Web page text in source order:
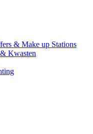
& Make up Stations
Kwasten